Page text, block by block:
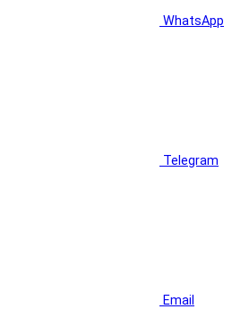
WhatsApp
Telegram
Email